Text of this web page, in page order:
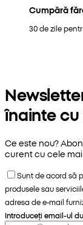
Cumpără
30 de zile
înainte
Ce este nou?
curent cu cele
Sunt de acord să
produsele sau
adresa de e-mail
Introduceți email-ul